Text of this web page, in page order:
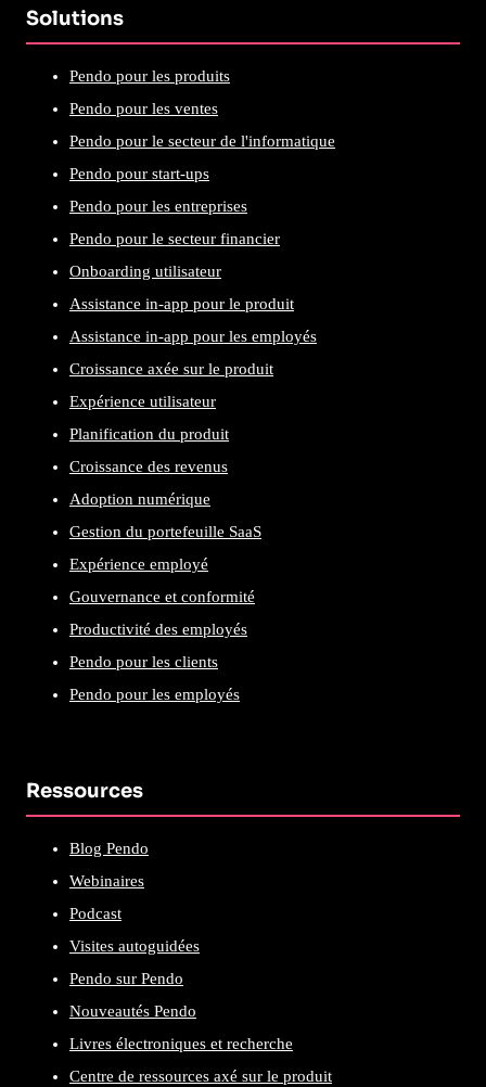
Solutions
Pendo pour les produits
Pendo pour les ventes
Pendo pour le secteur de l'informatique
Pendo pour start-ups
Pendo pour les entreprises
Pendo pour le secteur financier
Onboarding utilisateur
Assistance in-app pour le produit
Assistance in-app pour les employés
Croissance axée sur le produit
Expérience utilisateur
Planification du produit
Croissance des revenus
Adoption numérique
Gestion du portefeuille SaaS
Expérience employé
Gouvernance et conformité
Productivité des employés
Pendo pour les clients
Pendo pour les employés
Ressources
Blog Pendo
Webinaires
Podcast
Visites autoguidées
Pendo sur Pendo
Nouveautés Pendo
Livres électroniques et recherche
Centre de ressources axé sur le produit